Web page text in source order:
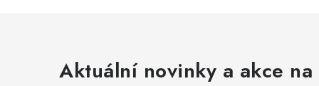
Aktuální novinky a akce na